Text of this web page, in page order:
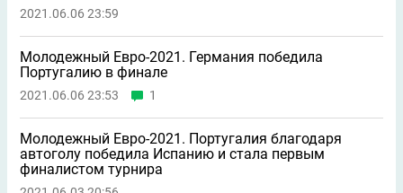
2021.06.06 23:59
Молодежный Евро-2021. Германия победила
Португалию в финале
2021.06.06 23:53 1
Молодежный Евро-2021. Португалия благодаря
автоголу победила Испанию и стала первым
финалистом турнира